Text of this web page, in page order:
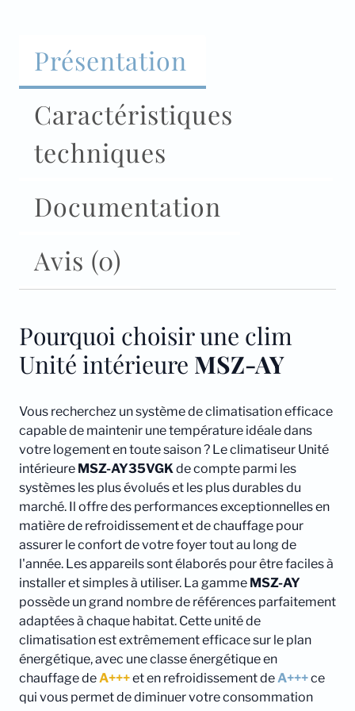
Présentation
Caractéristiques
techniques
Documentation
Avis (0)
Pourquoi choisir une clim
Unité intérieure MSZ-AY
Vous recherchez un système de climatisation efficace
capable de maintenir une température idéale dans
votre logement en toute saison ? Le climatiseur Unité
intérieure MSZ-AY35VGKde compte parmi les
systèmes les plus évolués et les plus durables du
marché. Il offre des performances exceptionnelles en
matière de refroidissement et de chauffage pour
assurer le confort de votre foyer tout au long de
l'année. Les appareils sont élaborés pour être faciles à
installer et simples à utiliser. La gamme MSZ-AY
possède un grand nombre de références parfaitement
adaptées à chaque habitat. Cette unité de
climatisation est extrêmement efficace sur le plan
énergétique, avec une classe énergétique en
chauffage deA+++et en refroidissement deA+++ce
qui vous permet de diminuer votre consommation